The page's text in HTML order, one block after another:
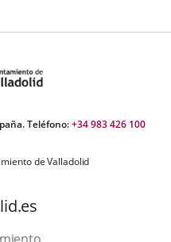
Teléfono:+34 983 426 100
de Valladolid